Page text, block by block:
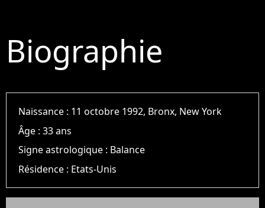
Biographie
Naissance : 11 octobre 1992, Bronx, New York
Âge :33 ans
Signe astrologique : Balance
Résidence : Etats-Unis